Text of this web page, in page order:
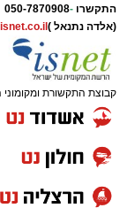
לקוחותיה
האירוע
נערך באולם
והציע לנשות
מקצועי, כלים
קהילתית
התקשרו -
050-7870908
(אלדה נתנאל )
קבוצת התקשורת